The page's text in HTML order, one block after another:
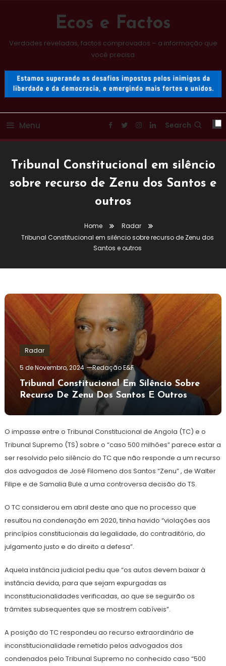
Ecos e Factos
Verdades reveladas, factos comprovados – a informação que
você precisa
Menu Search
Tribunal Constitucional em silêncio
sobre recurso de Zenu dos Santos e
outros
Home
Radar
Tribunal Constitucional em silêncio sobre recurso de Zenu dos
Santos e outros
Radar
5 de Novembro, 2024
Redação E&F
Tribunal Constitucional Em Silêncio Sobre
Recurso De Zenu Dos Santos E Outros
O impasse entre o Tribunal Constitucional de Angola (TC) e o
Tribunal Supremo (TS) sobre o “caso 500 milhões” parece estar a
ser resolvido pelo silêncio do TC que não responde a um recurso
dos advogados de José Filomeno dos Santos “Zenu” , de Walter
Filipe e de Samalia Bule a uma controversa decisão do TS.
O TC considerou em abril deste ano que no processo que
resultou na condenação em 2020, tinha havido “violações aos
princípios constitucionais da legalidade, do contraditório, do
julgamento justo e do direito a defesa”.
Aquela instância judicial pediu que “os autos devem baixar à
instância devida, para que sejam expurgadas as
inconstitucionalidades verificadas, ao que se seguirão os
trâmites subsequentes que se mostrem cabíveis”.
A posição do TC respondeu ao recurso extraordinário de
inconstitucionalidade remetido pelos advogados dos
condenados pelo Tribunal Supremo no conhecido caso “500